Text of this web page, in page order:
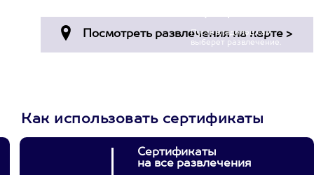
Пусть владелец сам
выберет развлечение.
Как использовать сертификаты
Сертификаты
на все развлечения